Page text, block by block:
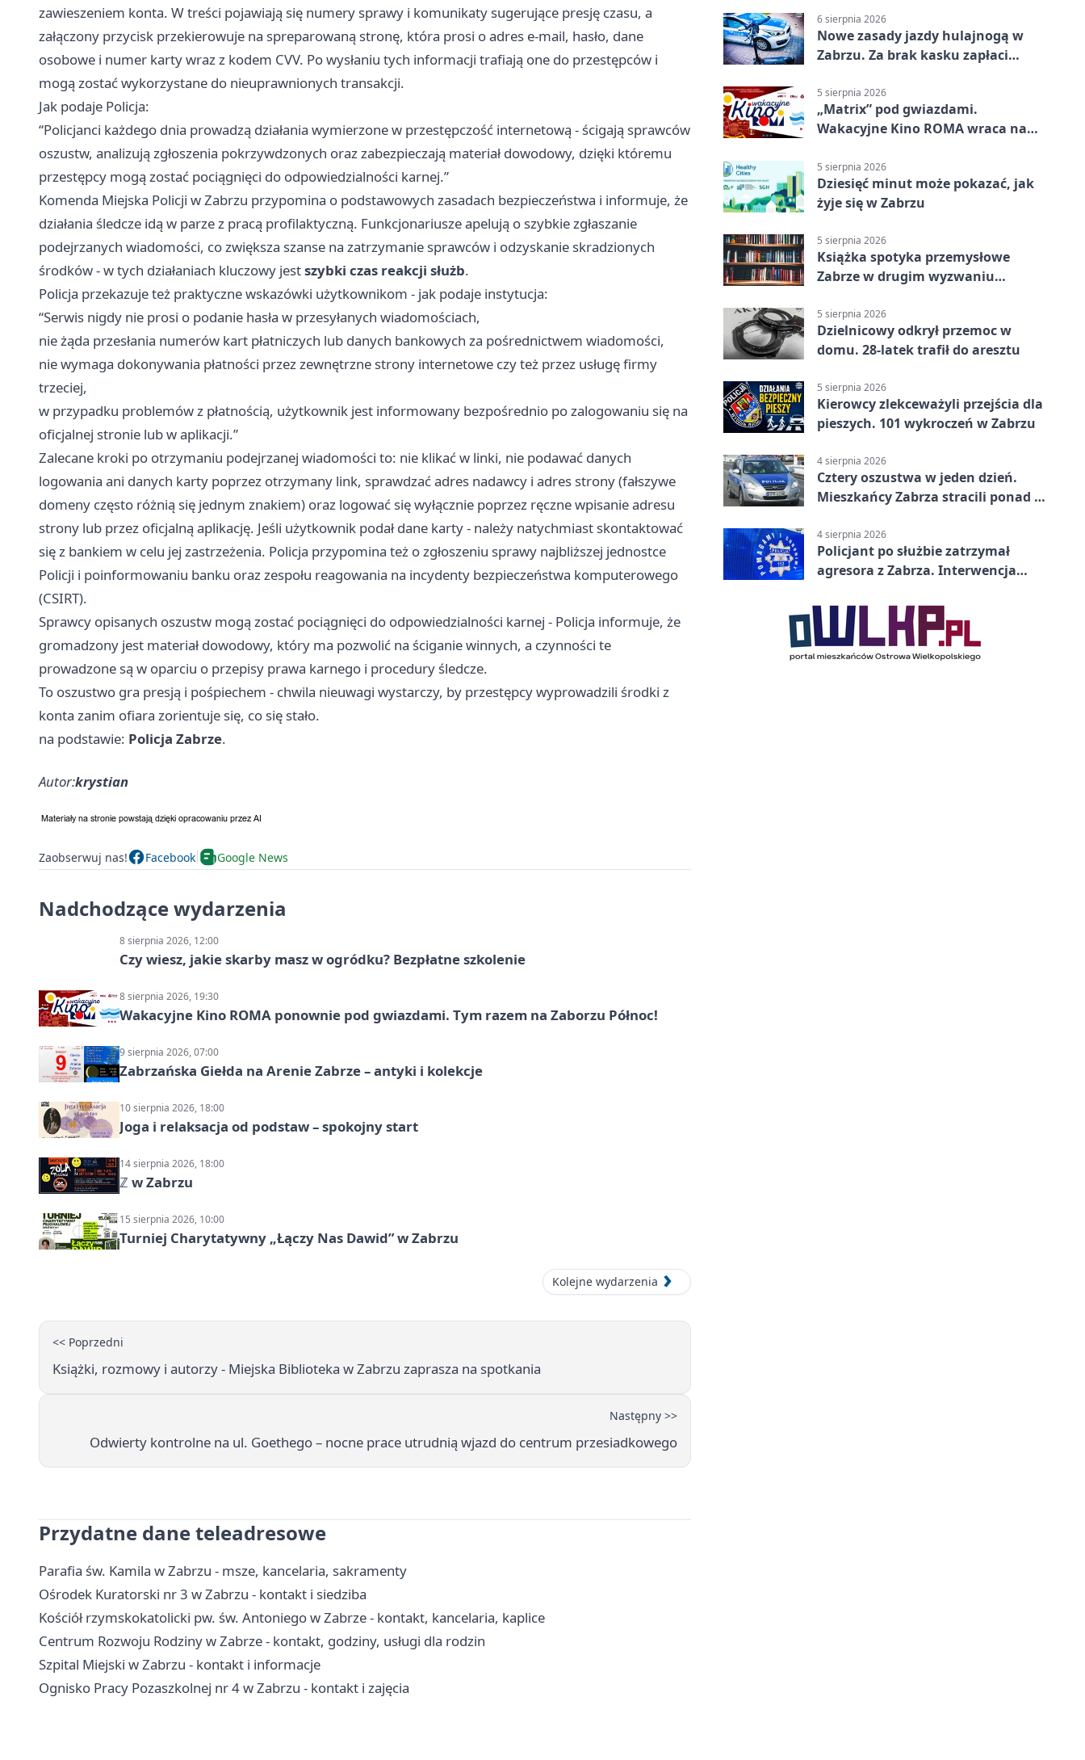
zawieszeniem konta. W treści pojawiają się numery sprawy i komunikaty sugerujące presję czasu, a
załączony przycisk przekierowuje na spreparowaną stronę, która prosi o adres e-mail, hasło, dane
osobowe i numer karty wraz z kodem CVV. Po wysłaniu tych informacji trafiają one do przestępców i
mogą zostać wykorzystane do nieuprawnionych transakcji.
Jak podaje Policja:
“Policjanci każdego dnia prowadzą działania wymierzone w przestępczość internetową - ścigają sprawców
oszustw, analizują zgłoszenia pokrzywdzonych oraz zabezpieczają materiał dowodowy, dzięki któremu
przestępcy mogą zostać pociągnięci do odpowiedzialności karnej.”
Komenda Miejska Policji w Zabrzu przypomina o podstawowych zasadach bezpieczeństwa i informuje, że
działania śledcze idą w parze z pracą profilaktyczną. Funkcjonariusze apelują o szybkie zgłaszanie
podejrzanych wiadomości, co zwiększa szanse na zatrzymanie sprawców i odzyskanie skradzionych
środków - w tych działaniach kluczowy jestszybki czas reakcji służb.
Policja przekazuje też praktyczne wskazówki użytkownikom - jak podaje instytucja:
“Serwis nigdy nie prosi o podanie hasła w przesyłanych wiadomościach,
nie żąda przesłania numerów kart płatniczych lub danych bankowych za pośrednictwem wiadomości,
nie wymaga dokonywania płatności przez zewnętrzne strony internetowe czy też przez usługę firmy
trzeciej,
w przypadku problemów z płatnością, użytkownik jest informowany bezpośrednio po zalogowaniu się na
oficjalnej stronie lub w aplikacji.”
Zalecane kroki po otrzymaniu podejrzanej wiadomości to: nie klikać w linki, nie podawać danych
logowania ani danych karty poprzez otrzymany link, sprawdzać adres nadawcy i adres strony (fałszywe
domeny często różnią się jednym znakiem) oraz logować się wyłącznie poprzez ręczne wpisanie adresu
strony lub przez oficjalną aplikację. Jeśli użytkownik podał dane karty - należy natychmiast skontaktować
się z bankiem w celu jej zastrzeżenia. Policja przypomina też o zgłoszeniu sprawy najbliższej jednostce
Policji i poinformowaniu banku oraz zespołu reagowania na incydenty bezpieczeństwa komputerowego
(CSIRT).
Sprawcy opisanych oszustw mogą zostać pociągnięci do odpowiedzialności karnej - Policja informuje, że
gromadzony jest materiał dowodowy, który ma pozwolić na ściganie winnych, a czynności te
prowadzone są w oparciu o przepisy prawa karnego i procedury śledcze.
To oszustwo gra presją i pośpiechem - chwila nieuwagi wystarczy, by przestępcy wyprowadzili środki z
konta zanim ofiara zorientuje się, co się stało.
na podstawie: Policja Zabrze.
Autor:krystian
Zaobserwuj nas! Facebook Google News
Nadchodzące wydarzenia
8 sierpnia 2026, 12:00
Czy wiesz, jakie skarby masz w ogródku? Bezpłatne szkolenie
8 sierpnia 2026, 19:30
Wakacyjne Kino ROMA ponownie pod gwiazdami. Tym razem na Zaborzu Północ!
9 sierpnia 2026, 07:00
Zabrzańska Giełda na Arenie Zabrze – antyki i kolekcje
10 sierpnia 2026, 18:00
Joga i relaksacja od podstaw – spokojny start
14 sierpnia 2026, 18:00
ℤ w Zabrzu
15 sierpnia 2026, 10:00
Turniej Charytatywny „Łączy Nas Dawid” w Zabrzu
Kolejne wydarzenia
<< Poprzedni
Książki, rozmowy i autorzy - Miejska Biblioteka w Zabrzu zaprasza na spotkania
Następny >>
Odwierty kontrolne na ul. Goethego – nocne prace utrudnią wjazd do centrum przesiadkowego
Przydatne dane teleadresowe
Parafia św. Kamila w Zabrzu - msze, kancelaria, sakramenty
Ośrodek Kuratorski nr 3 w Zabrzu - kontakt i siedziba
Kościół rzymskokatolicki pw. św. Antoniego w Zabrze - kontakt, kancelaria, kaplice
Centrum Rozwoju Rodziny w Zabrze - kontakt, godziny, usługi dla rodzin
Szpital Miejski w Zabrzu - kontakt i informacje
Ognisko Pracy Pozaszkolnej nr 4 w Zabrzu - kontakt i zajęcia
6 sierpnia 2026
Nowe zasady jazdy hulajnogą w
Zabrzu. Za brak kasku zapłaci
5 sierpnia 2026
„Matrix” pod gwiazdami.
Wakacyjne Kino ROMA wraca na
5 sierpnia 2026
Dziesięć minut może pokazać, jak
żyje się w Zabrzu
5 sierpnia 2026
Książka spotyka przemysłowe
Zabrze w drugim wyzwaniu
5 sierpnia 2026
Dzielnicowy odkrył przemoc w
domu. 28-latek trafił do aresztu
5 sierpnia 2026
Kierowcy zlekceważyli przejścia dla
pieszych. 101 wykroczeń w Zabrzu
4 sierpnia 2026
Cztery oszustwa w jeden dzień.
Mieszkańcy Zabrza stracili ponad 6
4 sierpnia 2026
Policjant po służbie zatrzymał
agresora z Zabrza. Interwencja